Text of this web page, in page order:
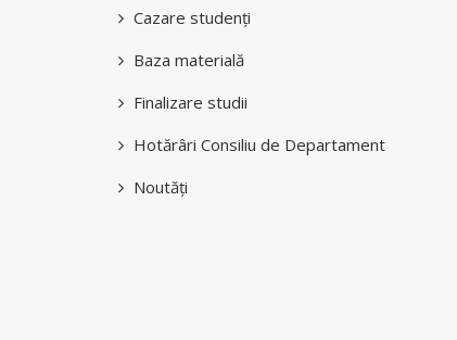
Cazare studenți
Baza materială
Finalizare studii
Hotărâri Consiliu de Departament
Noutăți